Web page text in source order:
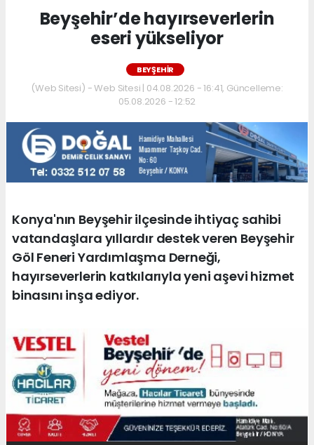
Beyşehir’de hayırseverlerin
eseri yükseliyor
BEYŞEHIR
(Web Sitesi) - Web Sitesi | 04.08.2026 - 16:41, Güncelleme:
05.08.2026 - 12:52
Konya'nın Beyşehir ilçesinde ihtiyaç sahibi
vatandaşlara yıllardır destek veren Beyşehir
Göl Feneri Yardımlaşma Derneği,
hayırseverlerin katkılarıyla yeni aşevi hizmet
binasını inşa ediyor.